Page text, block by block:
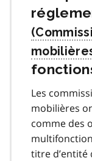
Les
mobilières
comme des
titre